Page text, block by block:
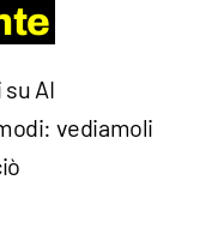
AI
vediamoli